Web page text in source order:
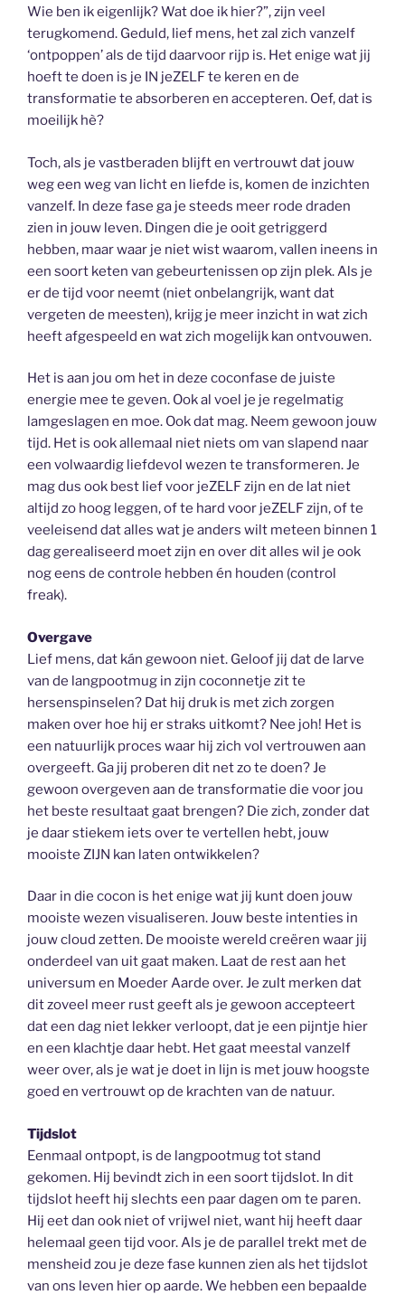
Wie ben ik eigenlijk? Wat doe ik hier?”, zijn veel
terugkomend. Geduld, lief mens, het zal zich vanzelf
‘ontpoppen’ als de tijd daarvoor rijp is. Het enige wat jij
hoeft te doen is je IN jeZELF te keren en de
transformatie te absorberen en accepteren. Oef, dat is
moeilijk hè?
Toch, als je vastberaden blijft en vertrouwt dat jouw
weg een weg van licht en liefde is, komen de inzichten
vanzelf. In deze fase ga je steeds meer rode draden
zien in jouw leven. Dingen die je ooit getriggerd
hebben, maar waar je niet wist waarom, vallen ineens in
een soort keten van gebeurtenissen op zijn plek. Als je
er de tijd voor neemt (niet onbelangrijk, want dat
vergeten de meesten), krijg je meer inzicht in wat zich
heeft afgespeeld en wat zich mogelijk kan ontvouwen.
Het is aan jou om het in deze coconfase de juiste
energie mee te geven. Ook al voel je je regelmatig
lamgeslagen en moe. Ook dat mag. Neem gewoon jouw
tijd. Het is ook allemaal niet niets om van slapend naar
een volwaardig liefdevol wezen te transformeren. Je
mag dus ook best lief voor jeZELF zijn en de lat niet
altijd zo hoog leggen, of te hard voor jeZELF zijn, of te
veeleisend dat alles wat je anders wilt meteen binnen 1
dag gerealiseerd moet zijn en over dit alles wil je ook
nog eens de controle hebben én houden (control
freak).
Overgave
Lief mens, dat kán gewoon niet. Geloof jij dat de larve
van de langpootmug in zijn coconnetje zit te
hersenspinselen? Dat hij druk is met zich zorgen
maken over hoe hij er straks uitkomt? Nee joh! Het is
een natuurlijk proces waar hij zich vol vertrouwen aan
overgeeft. Ga jij proberen dit net zo te doen? Je
gewoon overgeven aan de transformatie die voor jou
het beste resultaat gaat brengen? Die zich, zonder dat
je daar stiekem iets over te vertellen hebt, jouw
mooiste ZIJN kan laten ontwikkelen?
Daar in die cocon is het enige wat jij kunt doen jouw
mooiste wezen visualiseren. Jouw beste intenties in
jouw cloud zetten. De mooiste wereld creëren waar jij
onderdeel van uit gaat maken. Laat de rest aan het
universum en Moeder Aarde over. Je zult merken dat
dit zoveel meer rust geeft als je gewoon accepteert
dat een dag niet lekker verloopt, dat je een pijntje hier
en een klachtje daar hebt. Het gaat meestal vanzelf
weer over, als je wat je doet in lijn is met jouw hoogste
goed en vertrouwt op de krachten van de natuur.
Tijdslot
Eenmaal ontpopt, is de langpootmug tot stand
gekomen. Hij bevindt zich in een soort tijdslot. In dit
tijdslot heeft hij slechts een paar dagen om te paren.
Hij eet dan ook niet of vrijwel niet, want hij heeft daar
helemaal geen tijd voor. Als je de parallel trekt met de
mensheid zou je deze fase kunnen zien als het tijdslot
van ons leven hier op aarde. We hebben een bepaalde